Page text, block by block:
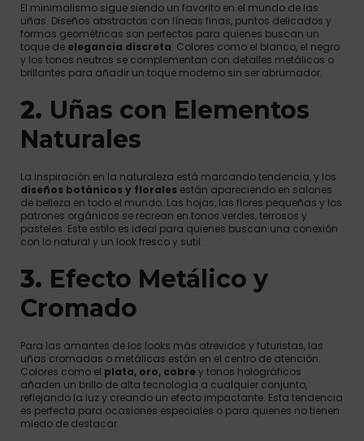
El minimalismo sigue siendo un favorito en el mundo de las
uñas. Diseños abstractos con líneas finas, puntos delicados y
formas geométricas son perfectos para quienes buscan un
toque de elegancia discreta. Colores como el blanco, el negro
y los tonos neutros se complementan con detalles metálicos o
brillantes para añadir un toque moderno sin ser abrumador.
2. Uñas con Elementos
Naturales
La inspiración en la naturaleza está marcando tendencia, y los
diseños botánicos y florales están apareciendo en salones
de belleza en todo el mundo. Las hojas, las flores pequeñas y los
patrones orgánicos se recrean en tonos verdes, terrosos y
pasteles. Este estilo es ideal para quienes buscan una conexión
con lo natural y un look fresco y sutil.
3. Efecto Metálico y
Cromado
Para las amantes de los looks más atrevidos y futuristas, las
uñas cromadas o metálicas están en el centro de atención.
Colores como el plata, oro, cobrey tonos holográficos
añaden un brillo de alta tecnología a cualquier conjunto,
reflejando la luz y creando un efecto impactante. Esta tendencia
es perfecta para ocasiones especiales o para quienes no tienen
miedo de destacar.